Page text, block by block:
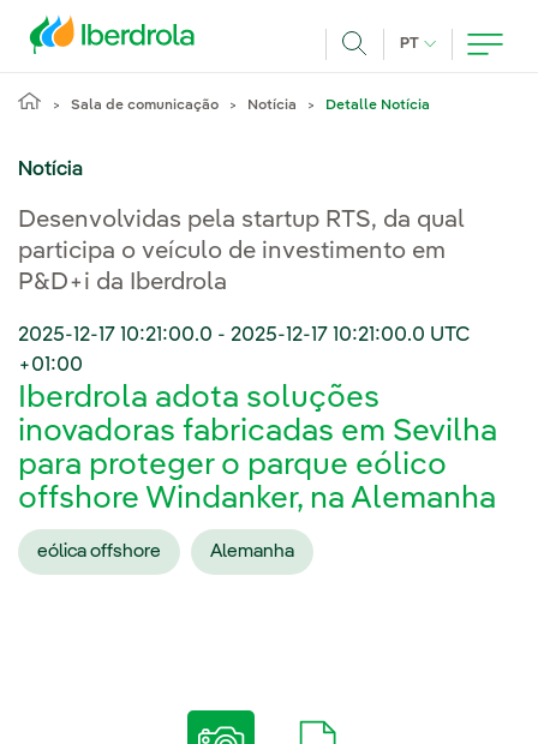
PT IDIOMA ATUAL,
Sala de comunicação Notícia Detalle Notícia
Notícia
Desenvolvidas pela startup RTS, da qual
participa o veículo de investimento em
P&D+i da Iberdrola
2025-12-17 10:21:00.0 - 2025-12-17 10:21:00.0 UTC
+01:00
Iberdrola adota soluções
inovadoras fabricadas em Sevilha
para proteger o parque eólico
offshore Windanker, na Alemanha
eólica offshore Alemanha